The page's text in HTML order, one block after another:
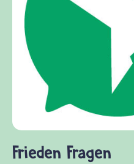
Frieden Fragen